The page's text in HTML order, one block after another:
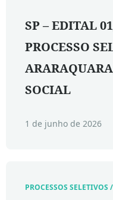
SP – EDITAL
PROCESSO
SOCIAL
1 de junho de 2026
PROCESSOS SELETIVOS